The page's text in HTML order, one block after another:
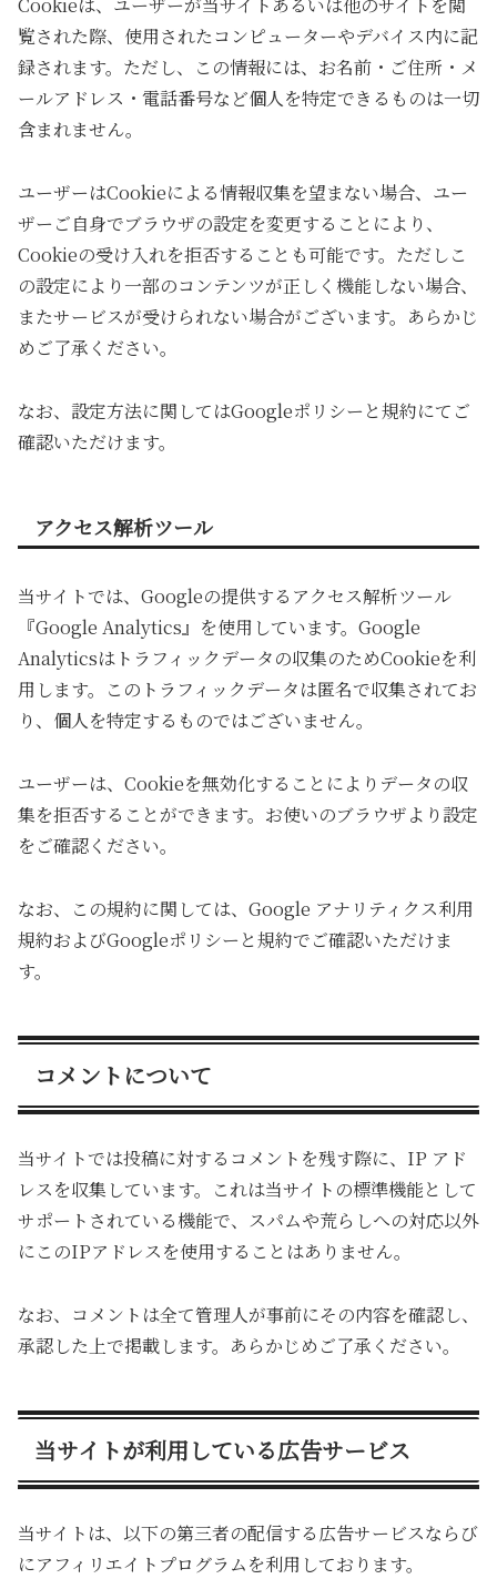
Cookieは、ユーザーが当サイトあるいは他のサイトを閲
覧された際、使用されたコンピューターやデバイス内に記
録されます。ただし、この情報には、お名前・ご住所・メ
ールアドレス・電話番号など個人を特定できるものは一切
含まれません。
ユーザーはCookieによる情報収集を望まない場合、ユー
ザーご自身でブラウザの設定を変更することにより、
Cookieの受け入れを拒否することも可能です。ただしこ
の設定により一部のコンテンツが正しく機能しない場合、
またサービスが受けられない場合がございます。あらかじ
めご了承ください。
なお、設定方法に関してはGoogleポリシーと規約にてご
確認いただけます。
アクセス解析ツール
当サイトでは、Googleの提供するアクセス解析ツール
『Google Analytics』を使用しています。Google
Analyticsはトラフィックデータの収集のためCookieを利
用します。このトラフィックデータは匿名で収集されてお
り、個人を特定するものではございません。
ユーザーは、Cookieを無効化することによりデータの収
集を拒否することができます。お使いのブラウザより設定
をご確認ください。
なお、この規約に関しては、Google アナリティクス利用
規約およびGoogleポリシーと規約でご確認いただけま
す。
コメントについて
当サイトでは投稿に対するコメントを残す際に、IP アド
レスを収集しています。これは当サイトの標準機能として
サポートされている機能で、スパムや荒らしへの対応以外
にこのIPアドレスを使用することはありません。
なお、コメントは全て管理人が事前にその内容を確認し、
承認した上で掲載します。あらかじめご了承ください。
当サイトが利用している広告サービス
当サイトは、以下の第三者の配信する広告サービスならび
にアフィリエイトプログラムを利用しております。